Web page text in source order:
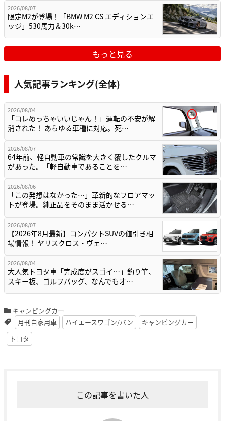
2026/08/07
限定M2が登場！「BMW M2 CS エディションエ
ッジ」530馬力＆30k…
もっと見る
人気記事ランキング(全体)
2026/08/04
「コレめっちゃいいじゃん！」運転の不安が解
消された！ あらゆる車種に対応。死…
2026/08/07
64年前、軽自動車の常識を大きく覆したクルマ
があった。「軽自動車であることを…
2026/08/06
「この発想はなかった…」革新的なフロアマッ
トが登場。純正品をそのまま活かせる…
2026/08/07
【2026年8月最新】コンパクトSUVの値引き相
場情報！ ヤリスクロス・ヴェ…
2026/08/04
大人気トヨタ車「完成度がスゴイ…」釣り竿、
スキー板、ゴルフバッグ、なんでもオ…
キャンピングカー
月刊自家用車
ハイエースワゴン/バン
キャンピングカー
トヨタ
この記事を書いた人